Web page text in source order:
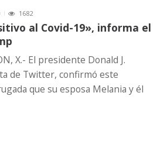
1682
al Covid-19», informa el
X.- El presidente Donald J.
de Twitter, confirmó este
que su esposa Melania y él